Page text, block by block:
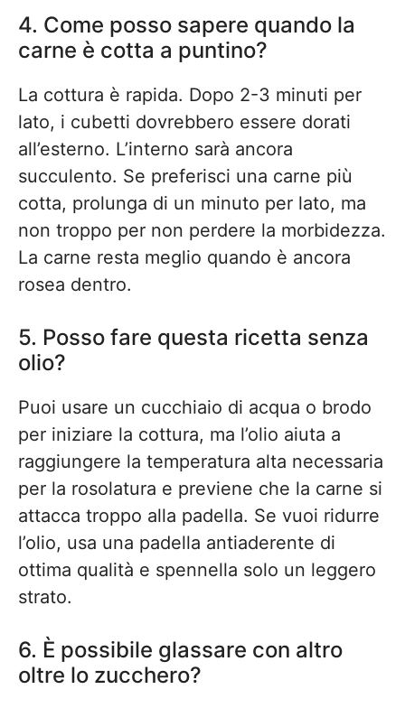
4. Come posso sapere quando la
carne è cotta a puntino?
La cottura è rapida. Dopo 2-3 minuti per
lato, i cubetti dovrebbero essere dorati
all’esterno. L’interno sarà ancora
succulento. Se preferisci una carne più
cotta, prolunga di un minuto per lato, ma
non troppo per non perdere la morbidezza.
La carne resta meglio quando è ancora
rosea dentro.
5. Posso fare questa ricetta senza
olio?
Puoi usare un cucchiaio di acqua o brodo
per iniziare la cottura, ma l’olio aiuta a
raggiungere la temperatura alta necessaria
per la rosolatura e previene che la carne si
attacca troppo alla padella. Se vuoi ridurre
l’olio, usa una padella antiaderente di
ottima qualità e spennella solo un leggero
strato.
6. È possibile glassare con altro
oltre lo zucchero?